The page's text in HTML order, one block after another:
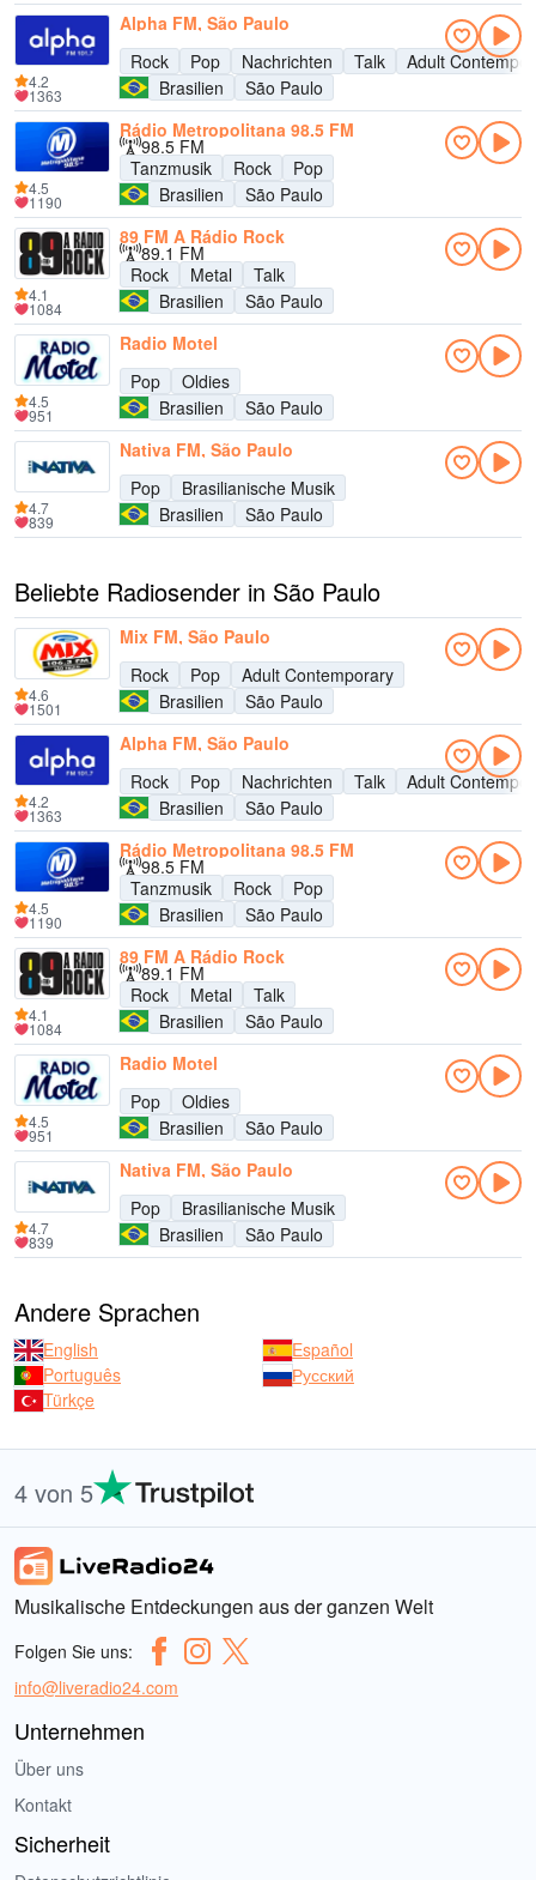
Alpha FM, São Paulo
Rock
Pop Nachrichten Talk
Adult
Brasilien
São Paulo
4.2
1363
Rádio Metropolitana 98.5 FM
98.5 FM
Tanzmusik
Rock
Pop
Brasilien
São Paulo
4.5
1190
89 FM A Rádio Rock
89.1 FM
Rock
Metal
Talk
Brasilien
São Paulo
4.1
1084
Radio Motel
Pop
Oldies
Brasilien
São Paulo
4.5
951
Nativa FM, São Paulo
Pop
Brasilianische Musik
Brasilien
São Paulo
4.7
839
Beliebte Radiosender in São Paulo
Mix FM, São Paulo
Rock
Pop
Adult Contemporary
Brasilien
São Paulo
4.6
1501
Alpha FM, São Paulo
Rock
Pop Nachrichten Talk
Adult
Brasilien
São Paulo
4.2
1363
Rádio Metropolitana 98.5 FM
98.5 FM
Tanzmusik
Rock
Pop
Brasilien
São Paulo
4.5
1190
89 FM A Rádio Rock
89.1 FM
Rock
Metal
Talk
Brasilien
São Paulo
4.1
1084
Radio Motel
Pop
Oldies
Brasilien
São Paulo
4.5
951
Nativa FM, São Paulo
Pop
Brasilianische Musik
Brasilien
São Paulo
4.7
839
Andere Sprachen
English
Español
Português
Русский
Türkçe
4 von 5
Musikalische Entdeckungen aus der ganzen Welt
Folgen Sie uns:
info@liveradio24.com
Unternehmen
Über uns
Kontakt
Sicherheit